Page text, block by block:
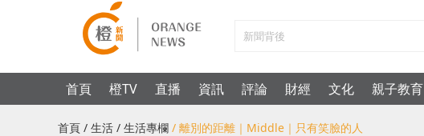
首頁 橙TV 直播 資訊 評論 財經 文化 親子教育
首頁 / 生活 / 生活專欄 / 離別的距離｜Middle｜只有笑臉的人